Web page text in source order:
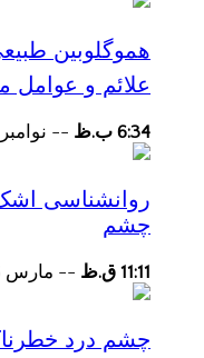
هموگلوبین
علائم و عوامل
6:34 ب.ظ -- نوامبر 28, 2023
روانشناسی
چشم
11:11 ق.ظ -- مارس 6, 2023
چشم درد